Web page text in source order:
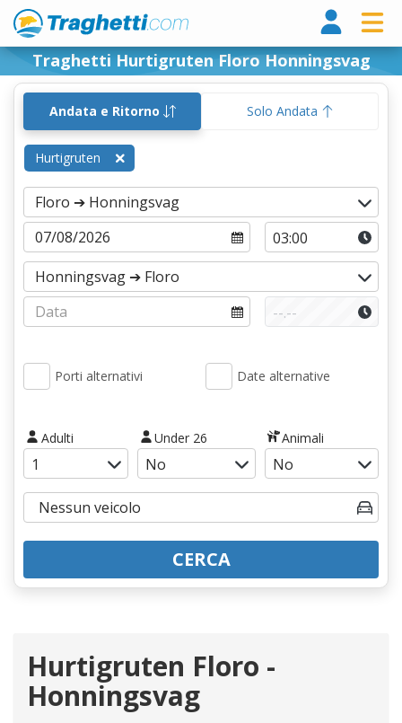
Traghetti Hurtigruten Floro Honningsvag
Andata e Ritorno Solo Andata
Hurtigruten
Porti alternativi Date alternative
Adulti Under 26 Animali
CERCA
Hurtigruten Floro -
Honningsvag